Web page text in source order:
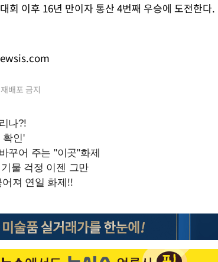
회 이후 16년 만이자 통산 4번째 우승에 도전한다.
배포 금지